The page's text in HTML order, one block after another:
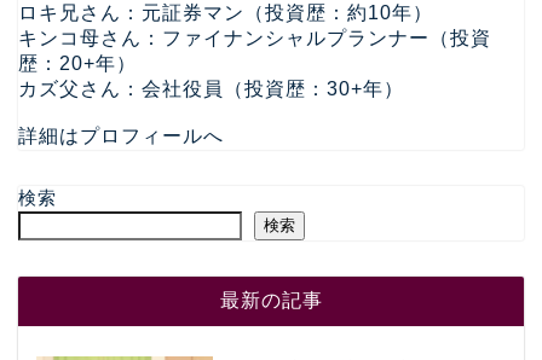
ロキ兄さん：元証券マン（投資歴：約10年）
キンコ母さん：ファイナンシャルプランナー（投資
歴：20+年）
カズ父さん：会社役員（投資歴：30+年）
詳細はプロフィールへ
検索
検索
最新の記事